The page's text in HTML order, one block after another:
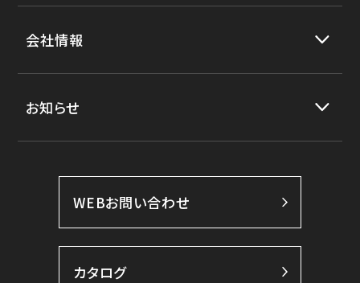
会社情報
お知らせ
WEBお問い合わせ
カタログ